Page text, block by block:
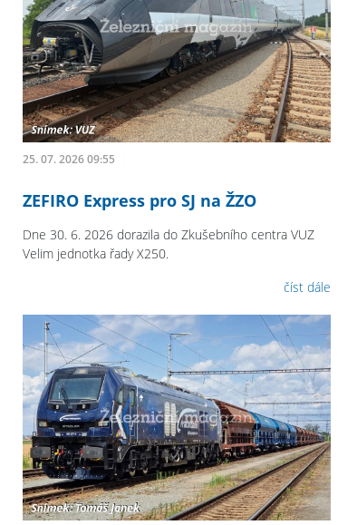
25. 07. 2026 09:55
ZEFIRO Express pro SJ na ŽZO
Dne 30. 6. 2026 dorazila do Zkušebního centra VUZ
Velim jednotka řady X250.
číst dále